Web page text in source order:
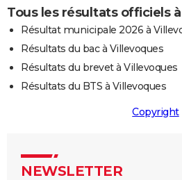
Tous les résultats officiels
Résultat municipale 2026 à
Résultats du bac à Villevoques
Résultats du brevet à Villevoques
Résultats du BTS à Villevoques
Copyright
NEWSLETTER